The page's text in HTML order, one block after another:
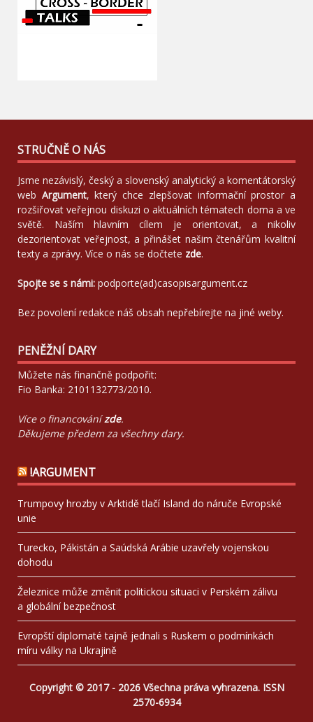
STRUČNĚ O NÁS
Jsme nezávislý, český a slovenský analytický a komentátorský
web Argument, který chce zlepšovat informační prostor a
rozšiřovat veřejnou diskuzi o aktuálních tématech doma a ve
světě. Naším hlavním cílem je orientovat, a nikoliv
dezorientovat veřejnost, a přinášet našim čtenářům kvalitní
texty a zprávy. Více o nás se dočtete zde.
Spojte se s námi: podporte(ad)casopisargument.cz
Bez povolení redakce náš obsah nepřebírejte na jiné weby.
PENĚŽNÍ DARY
Můžete nás finančně podpořit:
Fio Banka: 2101132773/2010.
Více o financovánízde.
Děkujeme předem za všechny dary.
!ARGUMENT
Trumpovy hrozby v Arktidě tlačí Island do náruče Evropské
unie
Turecko, Pákistán a Saúdská Arábie uzavřely vojenskou
dohodu
Železnice může změnit politickou situaci v Perském zálivu
a globální bezpečnost
Evropští diplomaté tajně jednali s Ruskem o podmínkách
míru války na Ukrajině
Copyright © 2017 - 2026 Všechna práva vyhrazena. ISSN
2570-6934